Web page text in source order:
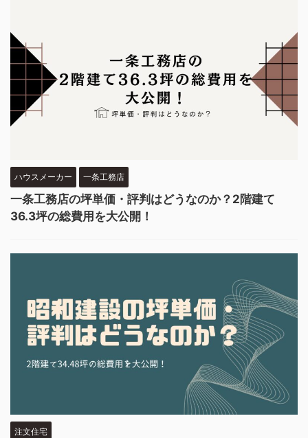
ハウスメーカー 一条工務店
一条工務店の坪単価・評判はどうなのか？2階建て
36.3坪の総費用を大公開！
注文住宅